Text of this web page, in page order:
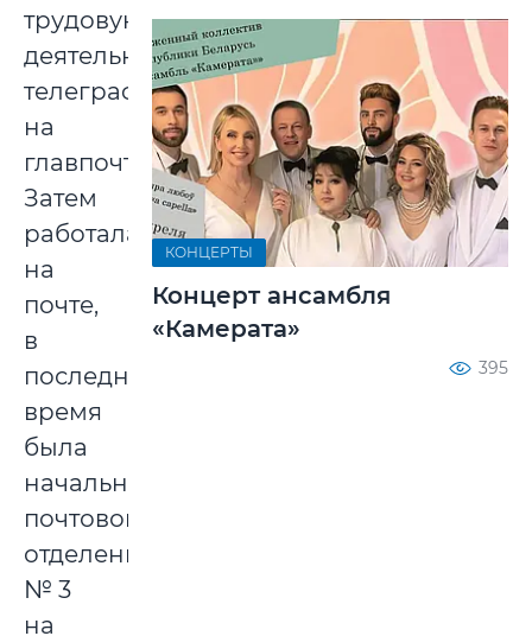
трудовую
деятельность
телеграфисткой
на
главпочтамте.
Затем
работала
на
почте,
в
последнее
время
была
начальникам
почтового
отделения
№ 3
на
КОНЦЕРТЫ
Концерт ансамбля
«Камерата»
395